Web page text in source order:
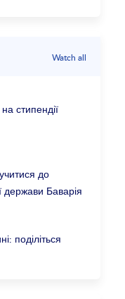
Watch all
стипендії
до
держави Баварія
поділіться